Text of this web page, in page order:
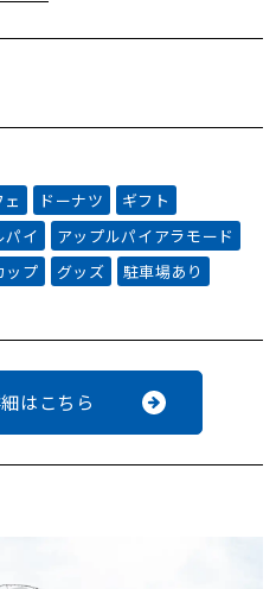
ドーナツ
ギフト
パイ
アップルパイアラモード
ップ グッズ
駐車場あり
はこちら